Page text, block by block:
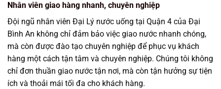
Nhân viên giao hàng nhanh, chuyên nghiệp
Đội ngũ nhân viên Đại Lý nước uống tại Quận 4 của Đại
Bình An không chỉ đảm bảo việc giao nước nhanh chóng,
mà còn được đào tạo chuyên nghiệp để phục vụ khách
hàng một cách tận tâm và chuyên nghiệp. Chúng tôi không
chỉ đơn thuần giao nước tận nơi, mà còn tận hưởng sự tiện
ích và thoải mái tối đa cho khách hàng.